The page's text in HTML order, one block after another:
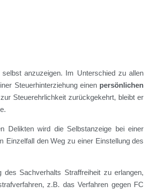
anzuzeigen. Im Unterschied zu allen
Steuerhinterziehung einen persönlichen
Steuerehrlichkeit zurückgekehrt, bleibt er
Delikten wird die Selbstanzeige bei einer
Einzelfall den Weg zu einer Einstellung des
Sachverhalts Straffreiheit zu erlangen,
z.B. das Verfahren gegen FC